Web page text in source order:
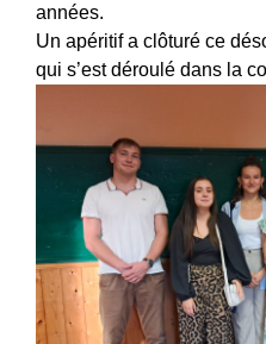
années.
Un apéritif a clôturé ce
qui s’est déroulé dans la